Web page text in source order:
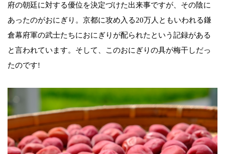
府の朝廷に対する優位を決定づけた出来事ですが、その陰に
あったのがおにぎり。京都に攻め入る20万人ともいわれる鎌
倉幕府軍の武士たちにおにぎりが配られたという記録がある
と言われています。そして、このおにぎりの具が梅干しだっ
たのです!